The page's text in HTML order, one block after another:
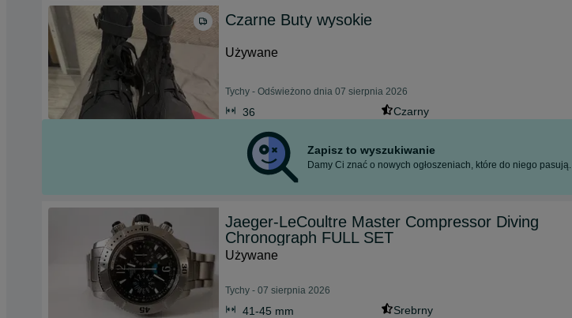
Czarne Buty wysokie
Używane
Tychy - Odświeżono dnia 07 sierpnia 2026
36 Czarny
Zapisz to wyszukiwanie
Damy Ci znać o nowych ogłoszeniach, które do niego pasują.
Jaeger-LeCoultre Master Compressor Diving
Chronograph FULL SET
Używane
Tychy - 07 sierpnia 2026
41-45 mm
Srebrny